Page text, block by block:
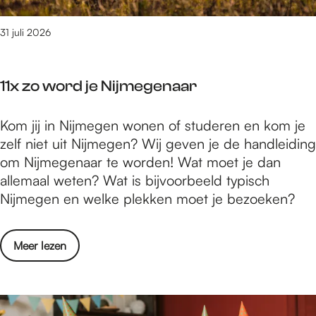
n
n
e
g
e
n
e
l
e
t
r
n
i
s
c
h
m
u
i
c
a
s
e
t
e
l
e
t
r
i
11x zo word je Nijmegenaar
31 juli 2026
1
1
x
z
o
o
r
e
Kom jij in Nijmegen wonen of studeren en kom je
zelf niet uit Nijmegen? Wij geven je de handleiding
om Nijmegenaar te worden! Wat moet je dan
allemaal weten? Wat is bijvoorbeeld typisch
Nijmegen en welke plekken moet je bezoeken?
Meer lezen
o
v
r